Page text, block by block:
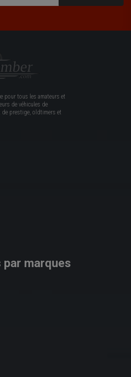
pour tous les amateurs et
de véhicules de
prestige, oldtimers et
marques